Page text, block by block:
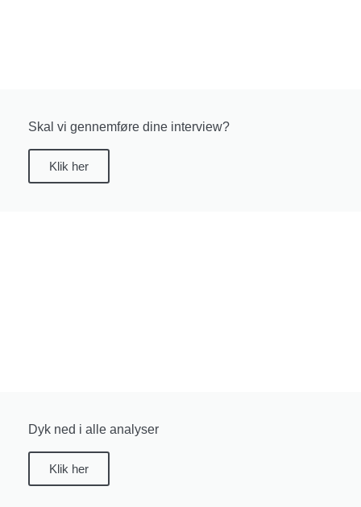
Skal vi gennemføre dine interview?
Klik her
Dyk ned i alle analyser
Klik her